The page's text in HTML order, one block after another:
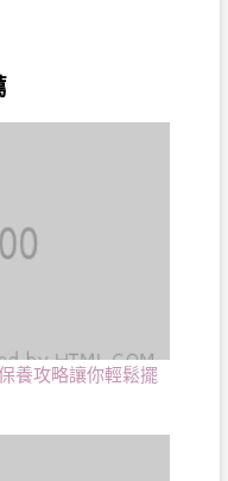
養攻略讓你輕鬆擺